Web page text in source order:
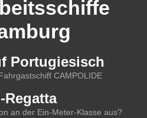
Portugiesisch
CAMPOLIDE
Regatta
an der Ein-Meter-Klasse aus?